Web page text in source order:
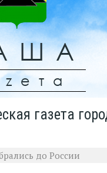
газета
до России